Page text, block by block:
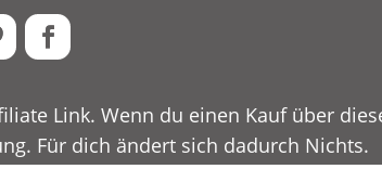
Link. Wenn du einen Kauf über
Für dich ändert sich dadurch Nichts.